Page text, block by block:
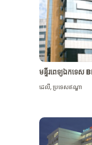
មន្ទីរពេទ្យឯកទេស
ដេលី,ប្រទេសឥណ្ឌា